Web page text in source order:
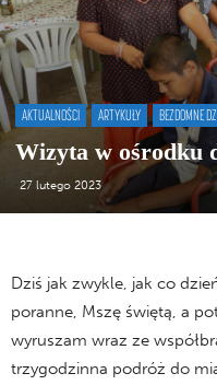
AKTUALNOŚCI ARTYKUŁY BEZDOMNE
Wizyta w ośrodku
27 lutego 2023
Dziś jak zwykle, jak co
poranne, Mszę świętą, a
wyruszam wraz ze
trzygodzinna podróż do